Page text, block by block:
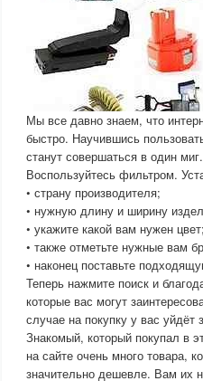
Мы все давно знаем, что
быстро. Научившись
станут совершаться в один миг.
Воспользуйтесь фильтром.
• страну производителя;
• нужную длину и ширину
• укажите какой вам нужен цвет;
• также отметьте нужные вам
• наконец поставьте
Теперь нажмите поиск и
которые вас могут
случае на покупку у вас
Знакомый, который покупал в
на сайте очень много товара,
значительно дешевле. Вам их